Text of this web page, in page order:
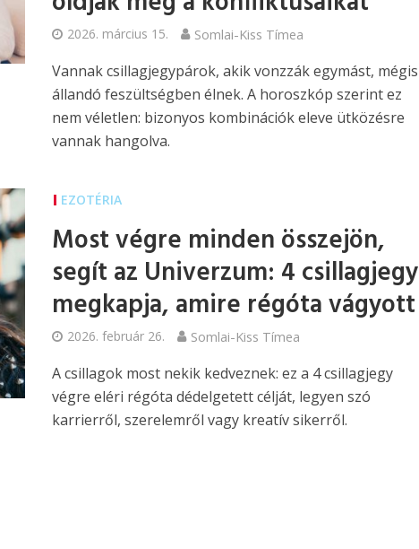
2026. március 15. Somlai-Kiss Tímea
Vannak csillagjegypárok, akik vonzzák egymást, mégis
állandó feszültségben élnek. A horoszkóp szerint ez
nem véletlen: bizonyos kombinációk eleve ütközésre
vannak hangolva.
EZOTÉRIA
Most végre minden összejön,
segít az Univerzum: 4 csillagjegy
megkapja, amire régóta vágyott
2026. február 26. Somlai-Kiss Tímea
A csillagok most nekik kedveznek: ez a 4 csillagjegy
végre eléri régóta dédelgetett célját, legyen szó
karrierről, szerelemről vagy kreatív sikerről.